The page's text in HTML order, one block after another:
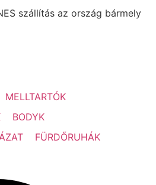
szállítás az ország bármely
MELLTARTÓK
BODYK
FÜRDŐRUHÁK